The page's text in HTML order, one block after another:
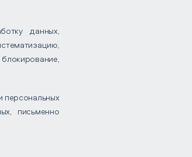
данных,
персональных
письменно